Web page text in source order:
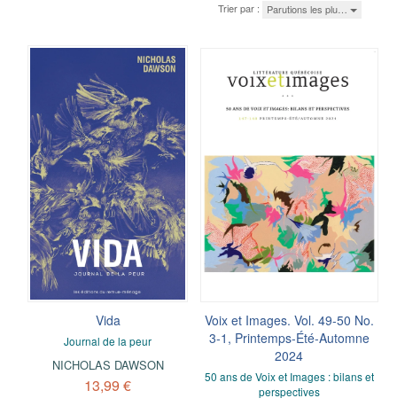
Trier par : Parutions les plu…
Vida
Journal de la peur
NICHOLAS DAWSON
13,99 €
Voix et Images. Vol. 49-50 No.
3-1, Printemps-Été-Automne
2024
50 ans de Voix et Images : bilans et
perspectives